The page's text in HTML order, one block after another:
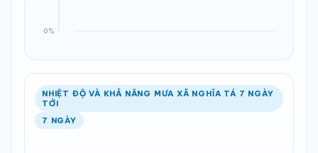
NHIỆT ĐỘ VÀ KHẢ NĂNG MƯA XÃ NGHĨA TÁ 7 NGÀY
TỚI
7 NGÀY